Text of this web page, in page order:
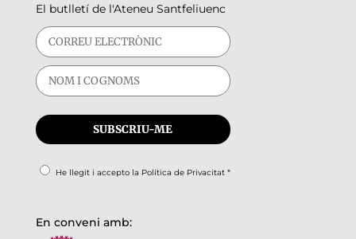
El butlletí de l'Ateneu Santfeliuenc
He llegit i accepto la Política de Privacitat*
En conveni amb: